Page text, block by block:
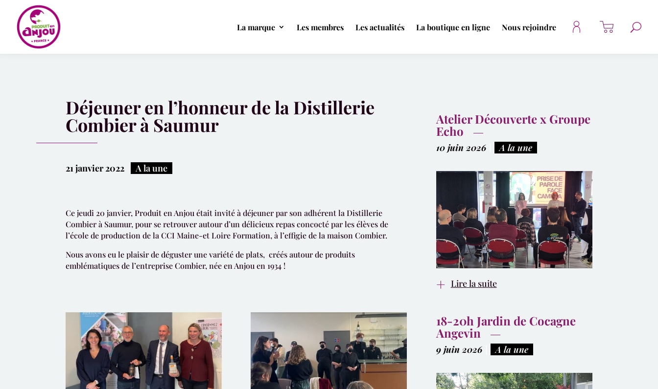
La marque Les membres Les actualités La boutique en ligne Nous rejoindre
Déjeuner en l’honneur de la Distillerie
Combier à Saumur
21 janvier 2022 A la une
Ce jeudi 20 janvier, Produit en Anjou était invité à déjeuner par son adhérent la Distillerie
Combier à Saumur, pour se retrouver autour d’un délicieux repas concocté par les élèves de
l’école de production de la CCI Maine-et Loire Formation, à l’effigie de la maison Combier.
Nous avons eu le plaisir de déguster une variété de plats, créés autour de produits
emblématiques de l’entreprise Combier, née en Anjou en 1934 !
Atelier Découverte x Groupe
Echo
10 juin 2026| A la une
Lire la suite
18-20h Jardin de Cocagne
Angevin
9 juin 2026| A la une
Panneau de gestion des cookies